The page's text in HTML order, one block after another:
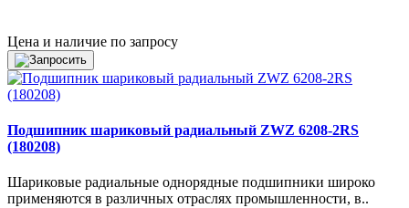
Цена и наличие по запросу
Подшипник шариковый радиальный ZWZ 6208-2RS
(180208)
Шариковые радиальные однорядные подшипники широко
применяются в различных отраслях промышленности, в..